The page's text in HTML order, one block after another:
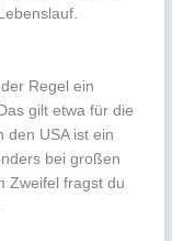
Regel ein
gilt etwa für die
den USA ist ein
bei großen
Zweifel fragst du